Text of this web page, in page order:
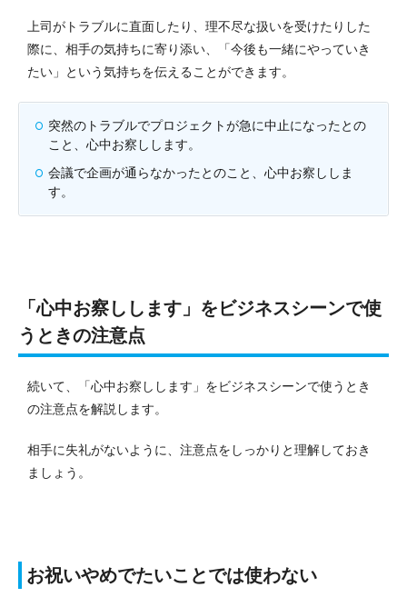
上司がトラブルに直面したり、理不尽な扱いを受けたりした
際に、相手の気持ちに寄り添い、「今後も一緒にやっていき
たい」という気持ちを伝えることができます。
突然のトラブルでプロジェクトが急に中止になったとの
こと、心中お察しします。
会議で企画が通らなかったとのこと、心中お察ししま
す。
「心中お察しします」をビジネスシーンで使
うときの注意点
続いて、「心中お察しします」をビジネスシーンで使うとき
の注意点を解説します。
相手に失礼がないように、注意点をしっかりと理解しておき
ましょう。
お祝いやめでたいことでは使わない